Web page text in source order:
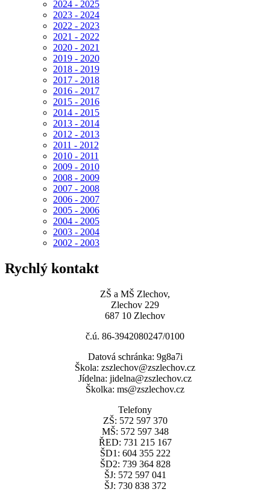
2024 - 2025
2023 - 2024
2022 - 2023
2021 - 2022
2020 - 2021
2019 - 2020
2018 - 2019
2017 - 2018
2016 - 2017
2015 - 2016
2014 - 2015
2013 - 2014
2012 - 2013
2011 - 2012
2010 - 2011
2009 - 2010
2008 - 2009
2007 - 2008
2006 - 2007
2005 - 2006
2004 - 2005
2003 - 2004
2002 - 2003
Rychlý kontakt
ZŠ a MŠ Zlechov,
Zlechov 229
687 10 Zlechov
č.ú. 86-3942080247/0100
Datová schránka: 9g8a7i
Škola: zszlechov@zszlechov.cz
Jídelna: jidelna@zszlechov.cz
Školka: ms@zszlechov.cz
Telefony
ZŠ: 572 597 370
MŠ: 572 597 348
ŘED: 731 215 167
ŠD1: 604 355 222
ŠD2: 739 364 828
ŠJ: 572 597 041
ŠJ: 730 838 372